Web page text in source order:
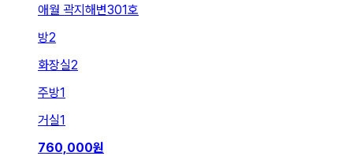
애월 곽지해변301호
방2
화장실2
주방1
거실1
760,000원